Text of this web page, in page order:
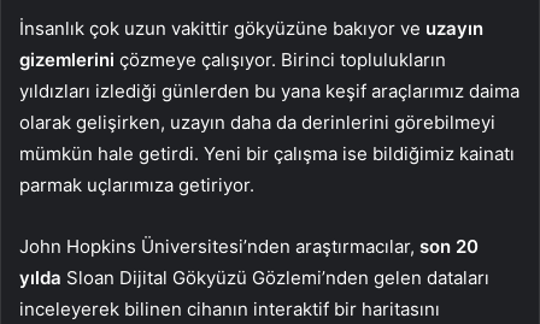
İnsanlık çok uzun vakittir gökyüzüne bakıyor ve uzayın
gizemlerini çözmeye çalışıyor. Birinci toplulukların
yıldızları izlediği günlerden bu yana keşif araçlarımız daima
olarak gelişirken, uzayın daha da derinlerini görebilmeyi
mümkün hale getirdi. Yeni bir çalışma ise bildiğimiz kainatı
parmak uçlarımıza getiriyor.
John Hopkins Üniversitesi’nden araştırmacılar, son 20
yılda Sloan Dijital Gökyüzü Gözlemi’nden gelen dataları
inceleyerek bilinen cihanın interaktif bir haritasını